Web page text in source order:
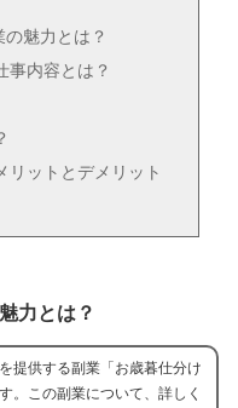
魅力とは？
事内容とは？
リットとデメリット
力とは？
提供する副業「お歳暮仕分け
。この副業について、詳しく